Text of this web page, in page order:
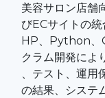
美容サロン店舗
びECサイトの
HP、Python、
クラム開発によ
、テスト、運
の結果、システ